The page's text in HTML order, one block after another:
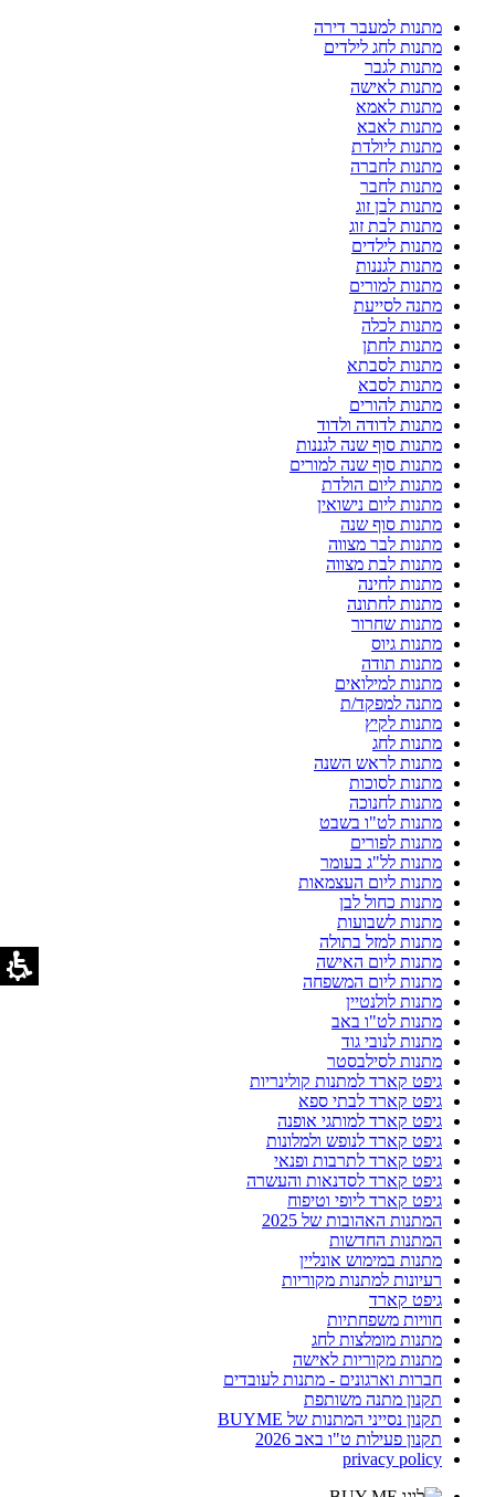
מתנות למעבר דירה
מתנות לחג לילדים
מתנות לגבר
מתנות לאישה
מתנות לאמא
מתנות לאבא
מתנות ליולדת
מתנות לחברה
מתנות לחבר
מתנות לבן זוג
מתנות לבת זוג
מתנות לילדים
מתנות לגננות
מתנות למורים
מתנה לסייעת
מתנות לכלה
מתנות לחתן
מתנות לסבתא
מתנות לסבא
מתנות להורים
מתנות לדודה ולדוד
מתנות סוף שנה לגננות
מתנות סוף שנה למורים
מתנות ליום הולדת
מתנות ליום נישואין
מתנות סוף שנה
מתנות לבר מצווה
מתנות לבת מצווה
מתנות לחינה
מתנות לחתונה
מתנות שחרור
מתנות גיוס
מתנות תודה
מתנות למילואים
מתנה למפקד/ת
מתנות לקיץ
מתנות לחג
מתנות לראש השנה
מתנות לסוכות
מתנות לחנוכה
מתנות לט"ו בשבט
מתנות לפורים
מתנות לל"ג בעומר
מתנות ליום העצמאות
מתנות כחול לבן
מתנות לשבועות
מתנות למזל בתולה
מתנות ליום האישה
מתנות ליום המשפחה
מתנות לולנטיין
מתנות לט"ו באב
מתנות לנובי גוד
מתנות לסילבסטר
גיפט קארד למתנות קולינריות
גיפט קארד לבתי ספא
גיפט קארד למותגי אופנה
גיפט קארד לנופש ולמלונות
גיפט קארד לתרבות ופנאי
גיפט קארד לסדנאות והעשרה
גיפט קארד ליופי וטיפוח
המתנות האהובות של 2025
המתנות החדשות
מתנות במימוש אונליין
רעיונות למתנות מקוריות
גיפט קארד
חוויות משפחתיות
מתנות מומלצות לחג
מתנות מקוריות לאישה
חברות וארגונים - מתנות לעובדים
תקנון מתנה משותפת
תקנון נסייני המתנות של BUYME
תקנון פעילות ט"ו באב 2026
privacy policy